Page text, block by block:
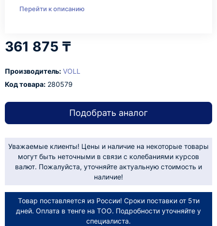
Перейти к описанию
361 875 ₸
Производитель: VOLL
Код товара: 280579
Подобрать аналог
Уважаемые клиенты! Цены и наличие на некоторые товары
могут быть неточными в связи с колебаниями курсов
валют. Пожалуйста, уточняйте актуальную стоимость и
наличие!
Товар поставляется из России! Сроки поставки от 5ти
дней. Оплата в тенге на ТОО. Подробности уточняйте у
специалиста.